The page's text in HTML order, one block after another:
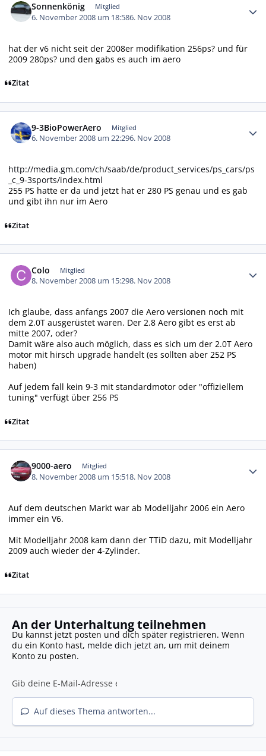
Sonnenkönig Mitglied
6. November 2008 um 18:586. Nov 2008
hat der v6 nicht seit der 2008er modifikation 256ps? und für
2009 280ps? und den gabs es auch im aero
Zitat
9-3BioPowerAero Mitglied
6. November 2008 um 22:296. Nov 2008
http://media.gm.com/ch/saab/de/product_services/ps_cars/ps
_c_9-3sports/index.html
255 PS hatte er da und jetzt hat er 280 PS genau und es gab
und gibt ihn nur im Aero
Zitat
Colo Mitglied
8. November 2008 um 15:298. Nov 2008
Ich glaube, dass anfangs 2007 die Aero versionen noch mit
dem 2.0T ausgerüstet waren. Der 2.8 Aero gibt es erst ab
mitte 2007, oder?
Damit wäre also auch möglich, dass es sich um der 2.0T Aero
motor mit hirsch upgrade handelt (es sollten aber 252 PS
haben)
Auf jedem fall kein 9-3 mit standardmotor oder "offiziellem
tuning" verfügt über 256 PS
Zitat
9000-aero Mitglied
8. November 2008 um 15:518. Nov 2008
Auf dem deutschen Markt war ab Modelljahr 2006 ein Aero
immer ein V6.
Mit Modelljahr 2008 kam dann der TTiD dazu, mit Modelljahr
2009 auch wieder der 4-Zylinder.
Zitat
An der Unterhaltung teilnehmen
Du kannst jetzt posten und dich später registrieren. Wenn
du ein Konto hast, melde dich jetzt an, um mit deinem
Konto zu posten.
Auf dieses Thema antworten...